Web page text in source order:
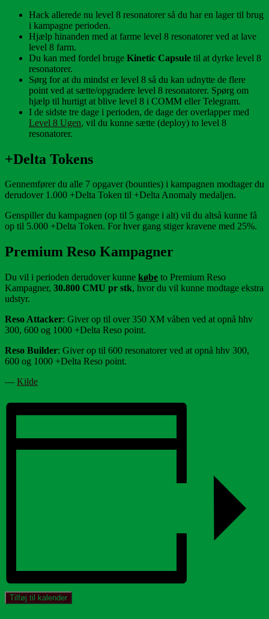
Hack allerede nu level 8 resonatorer så du har en lager til brug
i kampagne perioden.
Hjælp hinanden med at farme level 8 resonatorer ved at lave
level 8 farm.
Du kan med fordel bruge Kinetic Capsule til at dyrke level 8
resonatorer.
Sørg for at du mindst er level 8 så du kan udnytte de flere
point ved at sætte/opgradere level 8 resonatorer. Spørg om
hjælp til hurtigt at blive level 8 i COMM eller Telegram.
I de sidste tre dage i perioden, de dage der overlapper med
Level 8 Ugen, vil du kunne sætte (deploy) to level 8
resonatorer.
+Delta Tokens
Gennemfører du alle 7 opgaver (bounties) i kampagnen modtager du
derudover 1.000 +Delta Token til +Delta Anomaly medaljen.
Genspiller du kampagnen (op til 5 gange i alt) vil du altså kunne få
op til 5.000 +Delta Token. For hver gang stiger kravene med 25%.
Premium Reso Kampagner
Du vil i perioden derudover kunne købe to Premium Reso
Kampagner, 30.800 CMU pr stk, hvor du vil kunne modtage ekstra
udstyr.
Reso Attacker: Giver op til over 350 XM våben ved at opnå hhv
300, 600 og 1000 +Delta Reso point.
Reso Builder: Giver op til 600 resonatorer ved at opnå hhv 300,
600 og 1000 +Delta Reso point.
— Kilde
Tilføj til kalender